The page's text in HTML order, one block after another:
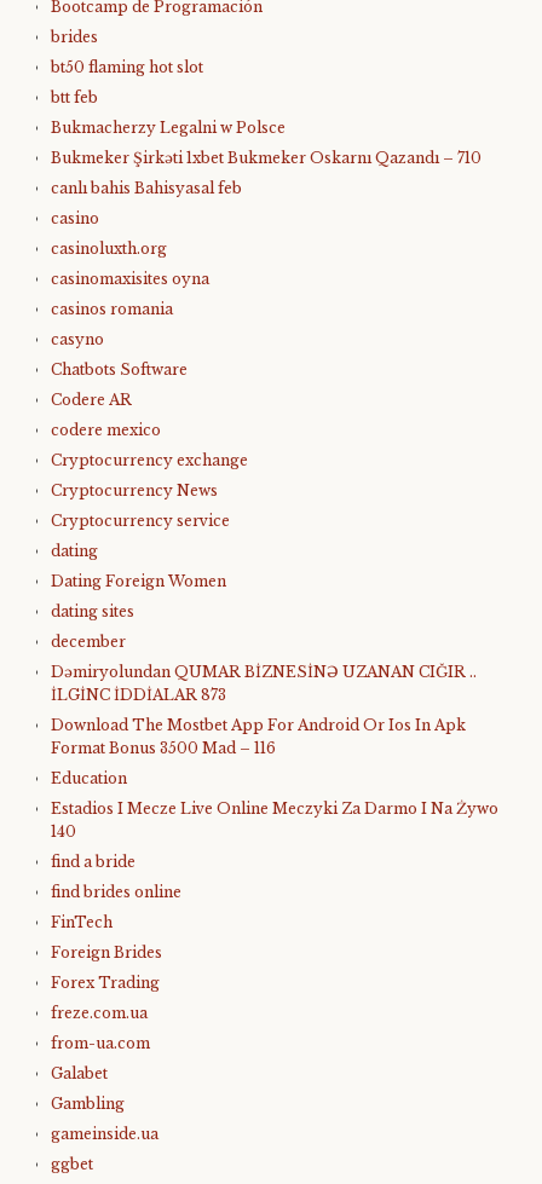
Bootcamp de Programación
brides
bt50 flaming hot slot
btt feb
Bukmacherzy Legalni w Polsce
Bukmeker Şirkəti 1xbet Bukmeker Oskarnı Qazandı – 710
canlı bahis Bahisyasal feb
casino
casinoluxth.org
casinomaxisites oyna
casinos romania
casyno
Chatbots Software
Codere AR
codere mexico
Cryptocurrency exchange
Cryptocurrency News
Cryptocurrency service
dating
Dating Foreign Women
dating sites
december
Dəmiryolundan QUMAR BİZNESİNƏ UZANAN CIĞIR ..
İLGİNC İDDİALAR 873
Download The Mostbet App For Android Or Ios In Apk
Format Bonus 3500 Mad – 116
Education
Estadios I Mecze Live Online Meczyki Za Darmo I Na Żywo
140
find a bride
find brides online
FinTech
Foreign Brides
Forex Trading
freze.com.ua
from-ua.com
Galabet
Gambling
gameinside.ua
ggbet